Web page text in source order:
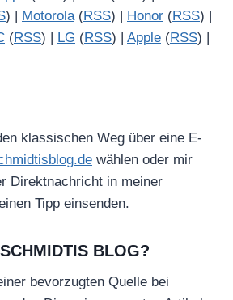
) | Motorola(RSS) | Honor (RSS) |
(RSS) | LG (RSS) | Apple (RSS) |
klassischen Weg über eine E-
wählen oder mir
Direktnachricht in meiner
Tipp einsenden.
BLOG?
bevorzugten Quelle bei